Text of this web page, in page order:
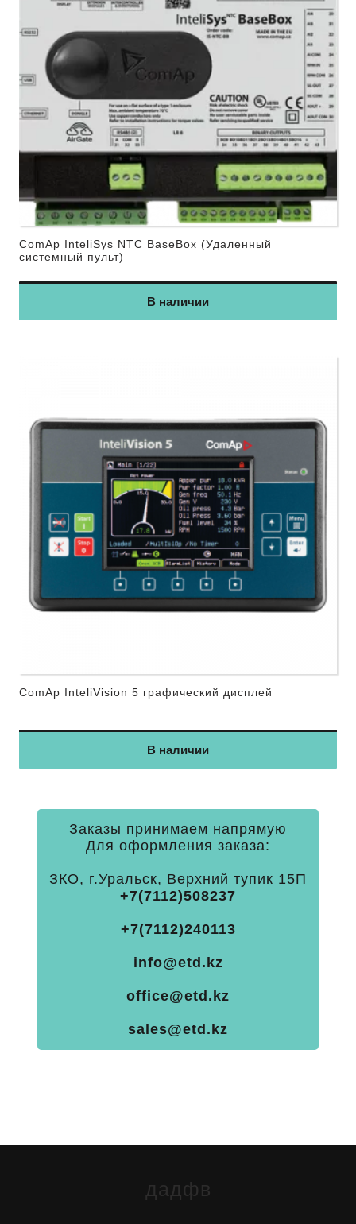
ComAp InteliSys NTC BaseBox (Удаленный
системный пульт)
В наличии
ComAp InteliVision 5 графический дисплей
В наличии
Заказы принимаем напрямую
Для оформления заказа:
ЗКО, г.Уральск, Верхний тупик 15П
+7(7112)508237
+7(7112)240113
info@etd.kz
office@etd.kz
sales@etd.kz
дадфв